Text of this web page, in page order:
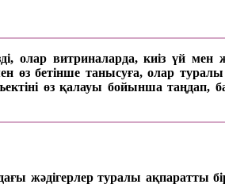
олар витриналарда, киіз үй
бетінше танысуға, олар туралы
өз қалауы бойынша
жәдігерлер туралы ақпаратты